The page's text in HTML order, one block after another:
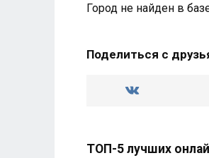
Город не найден в
Поделиться с
ТОП-5 лучших